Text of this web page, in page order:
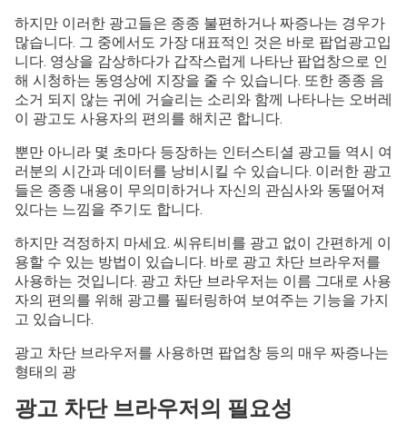
하지만 이러한 광고들은 종종 불편하거나 짜증나는 경우가
많습니다. 그 중에서도 가장 대표적인 것은 바로 팝업광고입
니다. 영상을 감상하다가 갑작스럽게 나타난 팝업창으로 인
해 시청하는 동영상에 지장을 줄 수 있습니다. 또한 종종 음
소거 되지 않는 귀에 거슬리는 소리와 함께 나타나는 오버레
이 광고도 사용자의 편의를 해치곤 합니다.
뿐만 아니라 몇 초마다 등장하는 인터스티셜 광고들 역시 여
러분의 시간과 데이터를 낭비시킬 수 있습니다. 이러한 광고
들은 종종 내용이 무의미하거나 자신의 관심사와 동떨어져
있다는 느낌을 주기도 합니다.
하지만 걱정하지 마세요. 씨유티비를 광고 없이 간편하게 이
용할 수 있는 방법이 있습니다. 바로 광고 차단 브라우저를
사용하는 것입니다. 광고 차단 브라우저는 이름 그대로 사용
자의 편의를 위해 광고를 필터링하여 보여주는 기능을 가지
고 있습니다.
광고 차단 브라우저를 사용하면 팝업창 등의 매우 짜증나는
형태의 광
광고 차단 브라우저의 필요성